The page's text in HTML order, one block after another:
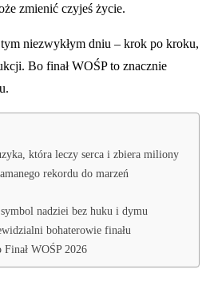
zmienić czyjeś życie.
niezwykłym dniu – krok po kroku,
Bo finał WOŚP to znacznie
która leczy serca i zbiera miliony
rekordu do marzeń
nadziei bez huku i dymu
bohaterowie finału
Finał WOŚP 2026